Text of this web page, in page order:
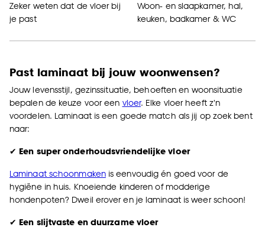
Zeker weten dat de vloer bij
je past
Woon- en slaapkamer, hal,
keuken, badkamer & WC
Past laminaat bij jouw woonwensen?
Jouw levensstijl, gezinssituatie, behoeften en woonsituatie
bepalen de keuze voor een vloer. Elke vloer heeft z'n
voordelen. Laminaat is een goede match als jij op zoek bent
naar:
✔ Een super onderhoudsvriendelijke vloer
Laminaat schoonmakenis eenvoudig én goed voor de
hygiëne in huis. Knoeiende kinderen of modderige
hondenpoten? Dweil erover en je laminaat is weer schoon!
✔ Een slijtvaste en duurzame vloer